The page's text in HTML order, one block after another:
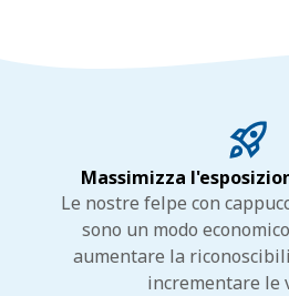
Massimizza
Le nostre felpe con
sono un modo
aumentare la
incrementare le